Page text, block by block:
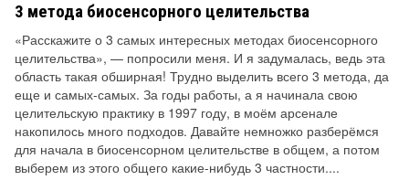
3 метода биосенсорного целительства
«Расскажите о 3 самых интересных методах биосенсорного
целительства», — попросили меня. И я задумалась, ведь эта
область такая обширная! Трудно выделить всего 3 метода, да
еще и самых-самых. За годы работы, а я начинала свою
целительскую практику в 1997 году, в моём арсенале
накопилось много подходов. Давайте немножко разберёмся
для начала в биосенсорном целительстве в общем, а потом
выберем из этого общего какие-нибудь 3 частности....